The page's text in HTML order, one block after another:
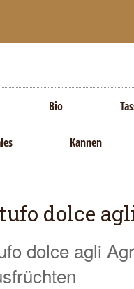
Bio
Kannen
dolce
dolce agli